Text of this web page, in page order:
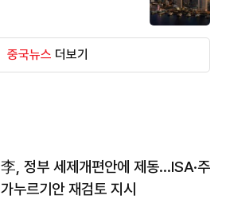
중국뉴스 더보기
李, 정부 세제개편안에 제동…ISA·주
가누르기안 재검토 지시